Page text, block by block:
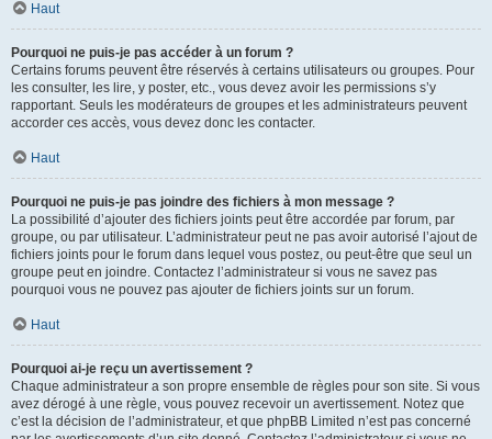
Haut
Pourquoi ne puis-je pas accéder à un forum ?
Certains forums peuvent être réservés à certains utilisateurs ou groupes. Pour
les consulter, les lire, y poster, etc., vous devez avoir les permissions s’y
rapportant. Seuls les modérateurs de groupes et les administrateurs peuvent
accorder ces accès, vous devez donc les contacter.
Haut
Pourquoi ne puis-je pas joindre des fichiers à mon message ?
La possibilité d’ajouter des fichiers joints peut être accordée par forum, par
groupe, ou par utilisateur. L’administrateur peut ne pas avoir autorisé l’ajout de
fichiers joints pour le forum dans lequel vous postez, ou peut-être que seul un
groupe peut en joindre. Contactez l’administrateur si vous ne savez pas
pourquoi vous ne pouvez pas ajouter de fichiers joints sur un forum.
Haut
Pourquoi ai-je reçu un avertissement ?
Chaque administrateur a son propre ensemble de règles pour son site. Si vous
avez dérogé à une règle, vous pouvez recevoir un avertissement. Notez que
c’est la décision de l’administrateur, et que phpBB Limited n’est pas concerné